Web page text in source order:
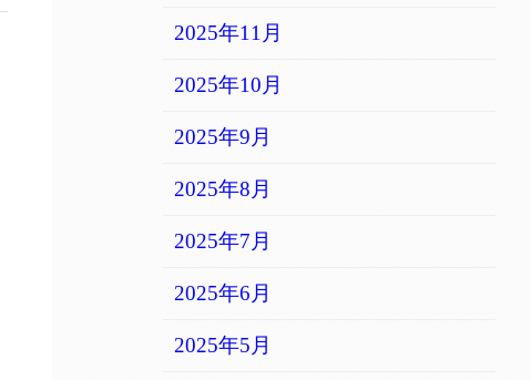
2025年11月
2025年10月
2025年9月
2025年8月
2025年7月
2025年6月
2025年5月